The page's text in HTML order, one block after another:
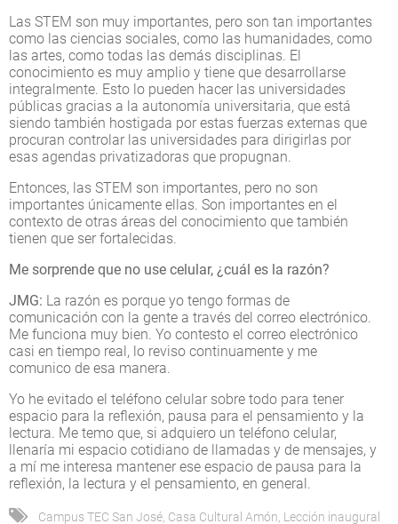
Las STEM son muy importantes, pero son tan importantes
como las ciencias sociales, como las humanidades, como
las artes, como todas las demás disciplinas. El
conocimiento es muy amplio y tiene que desarrollarse
integralmente. Esto lo pueden hacer las universidades
públicas gracias a la autonomía universitaria, que está
siendo también hostigada por estas fuerzas externas que
procuran controlar las universidades para dirigirlas por
esas agendas privatizadoras que propugnan.
Entonces, las STEM son importantes, pero no son
importantes únicamente ellas. Son importantes en el
contexto de otras áreas del conocimiento que también
tienen que ser fortalecidas.
Me sorprende que no use celular, ¿cuál es la razón?
JMG: La razón es porque yo tengo formas de
comunicación con la gente a través del correo electrónico.
Me funciona muy bien. Yo contesto el correo electrónico
casi en tiempo real, lo reviso continuamente y me
comunico de esa manera.
Yo he evitado el teléfono celular sobre todo para tener
espacio para la reflexión, pausa para el pensamiento y la
lectura. Me temo que, si adquiero un teléfono celular,
llenaría mi espacio cotidiano de llamadas y de mensajes, y
a mí me interesa mantener ese espacio de pausa para la
reflexión, la lectura y el pensamiento, en general.
Campus TEC San José Casa Cultural Amón Lección inaugural